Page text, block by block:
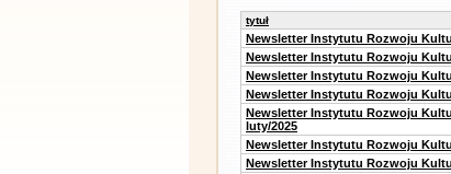
tytuł
Newsletter Instytutu Rozwoju
Newsletter Instytutu Rozwoju
Newsletter Instytutu Rozwoju
Newsletter Instytutu Rozwoju
Newsletter Instytutu Rozwoju
luty/2025
Newsletter Instytutu Rozwoju
Newsletter Instytutu Rozwoju